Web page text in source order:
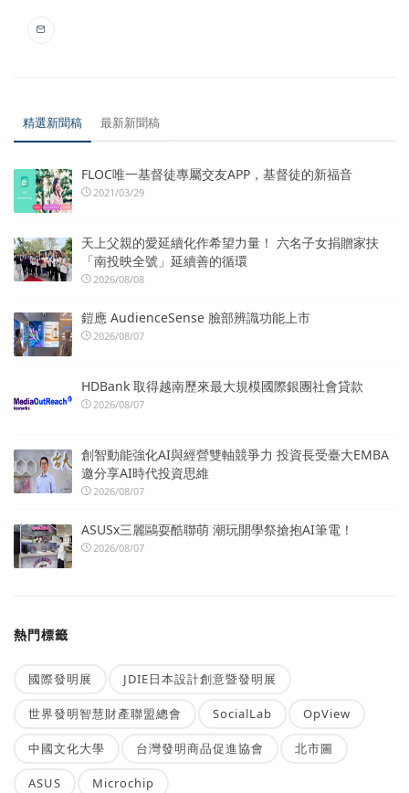
精選新聞稿 最新新聞稿
FLOC唯一基督徒專屬交友APP，基督徒的新福音
2021/03/29
天上父親的愛延續化作希望力量！ 六名子女捐贈家扶
「南投映全號」延續善的循環
2026/08/08
鎧應 AudienceSense 臉部辨識功能上市
2026/08/07
HDBank 取得越南歷來最大規模國際銀團社會貸款
2026/08/07
創智動能強化AI與經營雙軸競爭力 投資長受臺大EMBA
邀分享AI時代投資思維
2026/08/07
ASUSx三麗鷗耍酷聯萌 潮玩開學祭搶抱AI筆電！
2026/08/07
熱門標籤
國際發明展 JDIE日本設計創意暨發明展
世界發明智慧財產聯盟總會 SocialLab OpView
中國文化大學 台灣發明商品促進協會 北市圖
ASUS Microchip